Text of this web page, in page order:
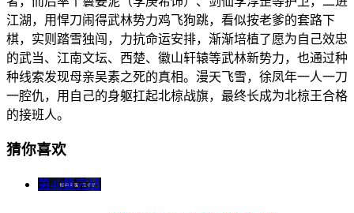
江湖，用悍刀闹得武林势力鸡飞狗跳，看似按老爹的套路下
棋，实则踏雪独闯，力抗命运安排，渐渐培植了愿为自己效忠
的武当、江南文坛、西楚、徽山轩辕等武林新势力，也通过种
种线索发现母亲吴素之死的真相。漫天飞雪，徐凤年一人一刀
一腔仇，用自己的身躯扛起北椋战旗，最终长成为北椋王合格
的接班人。
猜你喜欢
第40集完结